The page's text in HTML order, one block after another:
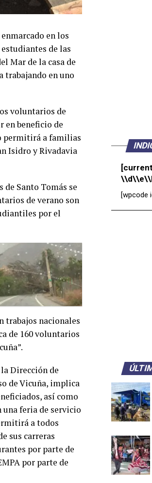
en los
de las
Mar de la casa de
trabajando en uno
voluntarios de
en beneficio de
permitirá a familias
Isidro y Rivadavia
Santo Tomás se
de verano son
por el
trabajos nacionales
de 160 voluntarios
Dirección de
de Vicuña, implica
así como
feria de servicio
a todos
sus carreras
por parte de
por parte de
\\d\\e\\l
[wpcode